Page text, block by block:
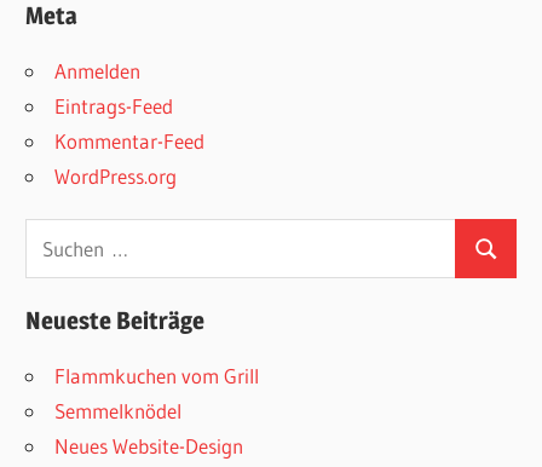
Meta
Anmelden
Eintrags-Feed
Kommentar-Feed
WordPress.org
Suchen
nach:
Suchen
Neueste Beiträge
Flammkuchen vom Grill
Semmelknödel
Neues Website-Design